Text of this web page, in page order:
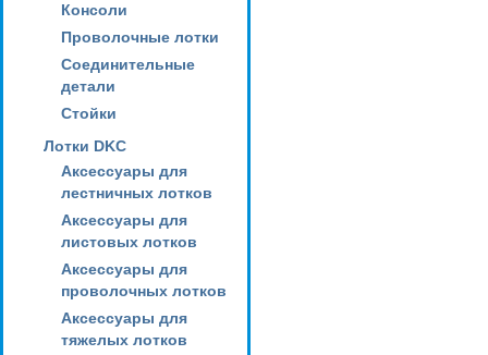
Консоли
Проволочные лотки
Соединительные
детали
Стойки
Лотки DKC
Аксессуары для
лестничных лотков
Аксессуары для
листовых лотков
Аксессуары для
проволочных лотков
Аксессуары для
тяжелых лотков